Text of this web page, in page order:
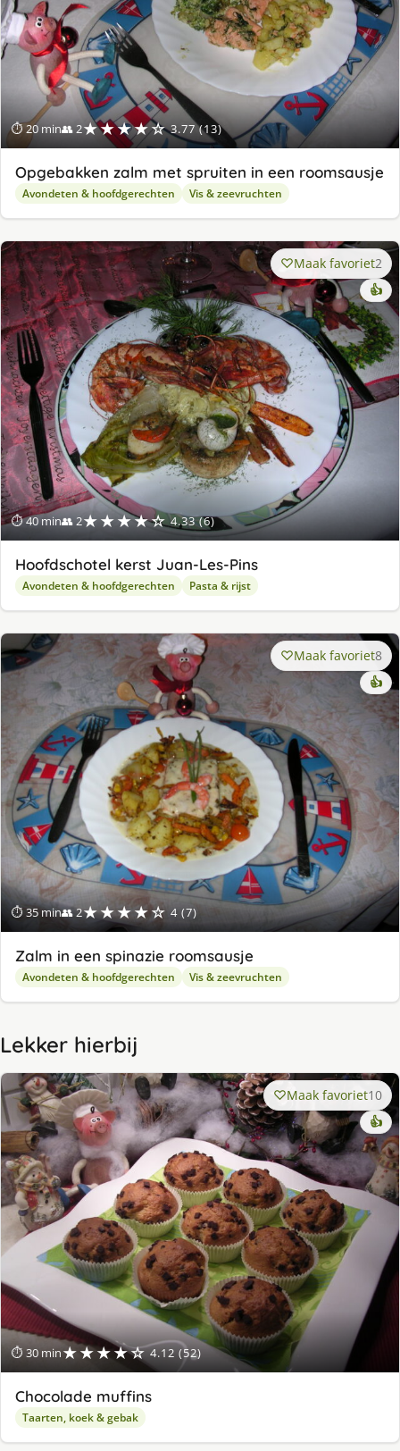
⏱ 20 min👥 2★★★★☆ 3.77 (13)
Opgebakken zalm met spruiten in een roomsausje
Avondeten & hoofdgerechten Vis & zeevruchten
⏱ 40 min👥 2★★★★☆ 4.33 (6)
Maak favoriet2
👍
Hoofdschotel kerst Juan-Les-Pins
Avondeten & hoofdgerechten Pasta & rijst
⏱ 35 min👥 2★★★★☆ 4 (7)
Maak favoriet8
👍
Zalm in een spinazie roomsausje
Avondeten & hoofdgerechten Vis & zeevruchten
Lekker hierbij
⏱ 30 min★★★★☆ 4.12 (52)
Maak favoriet10
👍
Chocolade muffins
Taarten, koek & gebak